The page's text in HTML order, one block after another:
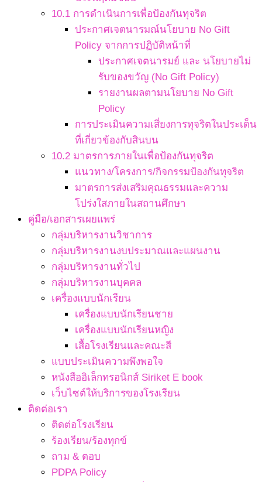
10.1 การดำเนินการเพื่อป้องกันทุจริต
ประกาศเจตนารมณ์นโยบาย No Gift
Policy จากการปฏิบัติหน้าที่
ประกาศเจตนารมย์ และ นโยบายไม่
รับของขวัญ (No Gift Policy)
รายงานผลตามนโยบาย No Gift
Policy
การประเมินความเสี่ยงการทุจริตในประเด็น
ที่เกี่ยวข้องกับสินบน
10.2 มาตรการภายในเพื่อป้องกันทุจริต
แนวทาง/โครงการ/กิจกรรมป้องกันทุจริต
มาตรการส่งเสริมคุณธรรมและความ
โปร่งใสภายในสถานศึกษา
คู่มือ/เอกสารเผยแพร่
กลุ่มบริหารงานวิชาการ
กลุ่มบริหารงานงบประมาณและแผนงาน
กลุ่มบริหารงานทั่วไป
กลุ่มบริหารงานบุคคล
เครื่องแบบนักเรียน
เครื่องแบบนักเรียนชาย
เครื่องแบบนักเรียนหญิง
เสื้อโรงเรียนและคณะสี
แบบประเมินความพึงพอใจ
หนังสืออิเล็กทรอนิกส์ Siriket E book
เว็บไซต์ให้บริการของโรงเรียน
ติดต่อเรา
ติดต่อโรงเรียน
ร้องเรียน/ร้องทุกข์
ถาม & ตอบ
PDPA Policy